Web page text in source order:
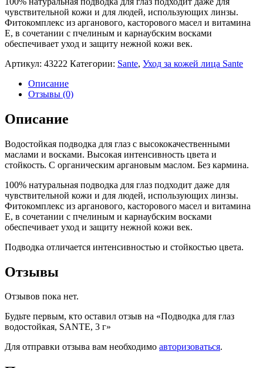
чувствительной кожи и для людей, использующих линзы.
Фитокомплекс из арганового, касторового масел и витамина
Е, в сочетании с пчелиным и карнаубским восками
обеспечивает уход и защиту нежной кожи век.
Артикул: 43222 Категории: Sante, Уход за кожей лица Sante
Описание
Отзывы (0)
Описание
Водостойкая подводка для глаз с высококачественными
маслами и восками. Высокая интенсивность цвета и
стойкость. С органическим аргановым маслом. Без кармина.
100% натуральная подводка для глаз подходит даже для
чувствительной кожи и для людей, использующих линзы.
Фитокомплекс из арганового, касторового масел и витамина
Е, в сочетании с пчелиным и карнаубским восками
обеспечивает уход и защиту нежной кожи век.
Подводка отличается интенсивностью и стойкостью цвета.
Отзывы
Отзывов пока нет.
Будьте первым, кто оставил отзыв на «Подводка для глаз
водостойкая, SANTE, 3 г»
Для отправки отзыва вам необходимо авторизоваться.